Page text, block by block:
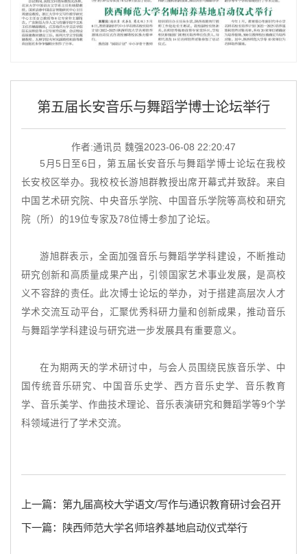
第五届长安音乐与舞蹈学博士论坛举行
作者:通讯员 魏强2023-06-08 22:20:47
5月5日至6日，第五届长安音乐与舞蹈学博士论坛在我校
长安校区举办。我校校长游旭群教授出席开幕式并致辞。来自
中国艺术研究院、中央音乐学院、中国音乐学院等高校和研究
院（所）的19位专家及78位博士参加了论坛。
游旭群表示，全面加强音乐与舞蹈学学科建设，不断推动
研究创新和高质量成果产出，引领国家艺术事业发展，是高校
义不容辞的责任。此次博士论坛的举办，对于搭建高层次人才
学术交流互动平台，汇聚优秀科研力量和创新成果，推动音乐
与舞蹈学学科建设与研究进一步发展具有重要意义。
在为期两天的学术研讨中，与会人员围绕民族音乐学、中
国传统音乐研究、中国音乐史学、西方音乐史学、音乐教育
学、音乐美学、作曲技术理论、音乐表演研究和舞蹈学等9个学
科领域进行了学术交流。
上一篇：第九届高校大学语文/写作与通识教育研讨会召开
下一篇：陕西师范大学名师培养基地启动仪式举行